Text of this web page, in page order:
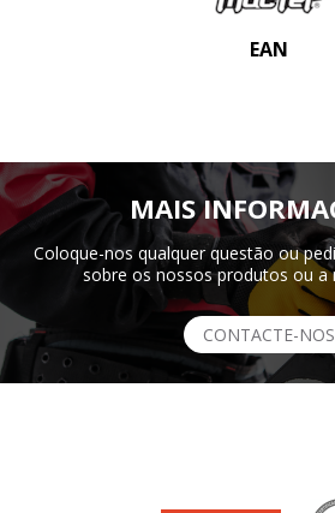
EAN
MAIS
Coloque-nos qualquer questão ou
sobre os nossos produtos ou a
CONTACTE-NOS